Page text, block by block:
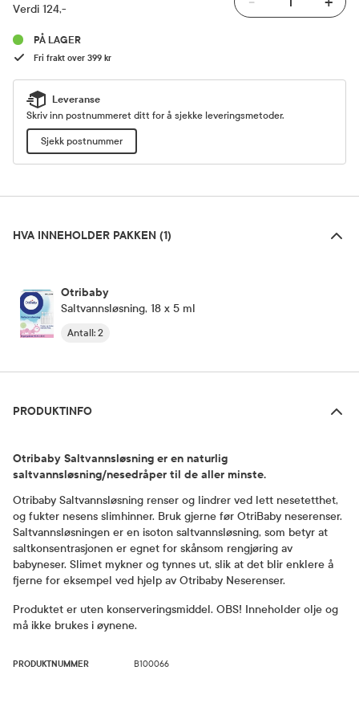
Verdi 124,-
PÅ LAGER
Fri frakt over 399 kr
Leveranse
Skriv inn postnummeret ditt for å sjekke leveringsmetoder.
Sjekk postnummer
PRODUKTINFO
Otribaby Saltvannsløsning er en naturlig
saltvannsløsning/nesedråper til de aller minste.
Otribaby Saltvannsløsning renser og lindrer ved lett nesetetthet,
og fukter nesens slimhinner. Bruk gjerne før OtriBaby neserenser.
Saltvannsløsningen er en isoton saltvannsløsning, som betyr at
saltkonsentrasjonen er egnet for skånsom rengjøring av
babyneser. Slimet mykner og tynnes ut, slik at det blir enklere å
fjerne for eksempel ved hjelp av Otribaby Neserenser.
Produktet er uten konserveringsmiddel. OBS! Inneholder olje og
må ikke brukes i øynene.
PRODUKTNUMMER B100066
HVA INNEHOLDER PAKKEN (1)
Otribaby
Saltvannsløsning, 18 x 5 ml
Antall : 2